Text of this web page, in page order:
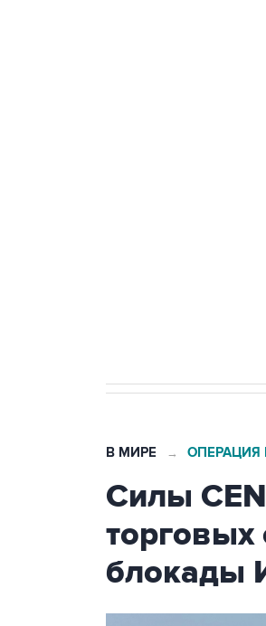
В МИРЕ → ОПЕРАЦИЯ
Силы
торговых
блокады